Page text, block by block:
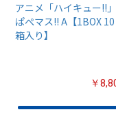
アニメ「ハイキュー!!」
ぱぺマス!! A【1BOX 10
箱入り】
￥